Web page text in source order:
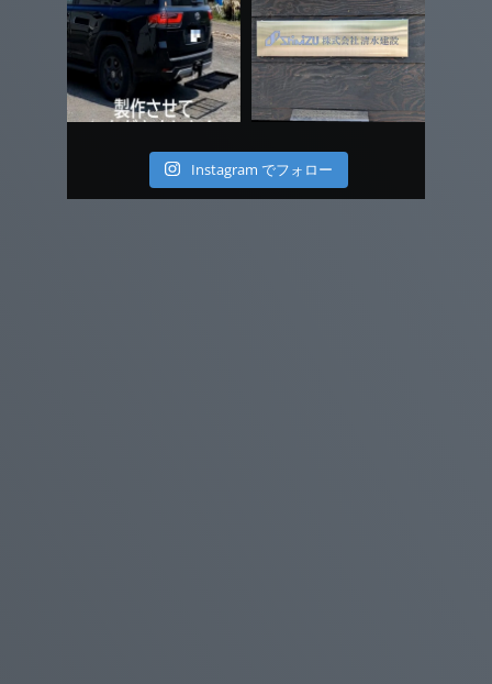
Instagram でフォロー